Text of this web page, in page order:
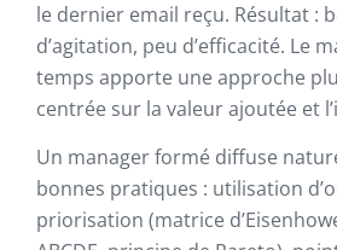
le dernier email reçu. Résultat :
d’agitation, peu d’efficacité. Le
temps apporte une approche
centrée sur la valeur ajoutée et
Un manager formé diffuse
bonnes pratiques : utilisation
priorisation (matrice